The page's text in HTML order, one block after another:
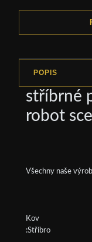
POPIS
stříbrné
robot
Všechny naše
Kov
:Stříbro